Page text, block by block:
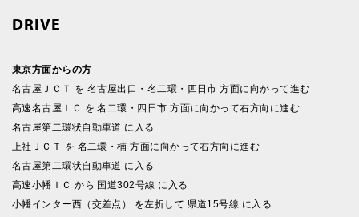
DRIVE
東京方面からの方
名古屋ＪＣＴ を 名古屋出口・名二環・四日市 方面に向かって進む
高速名古屋ＩＣ を 名二環・四日市 方面に向かって右方向に進む
名古屋第二環状自動車道 に入る
上社ＪＣＴ を 名二環・楠 方面に向かって右方向に進む
名古屋第二環状自動車道 に入る
高速小幡ＩＣ から 国道302号線 に入る
小幡インター西（交差点） を左折して 県道15号線 に入る